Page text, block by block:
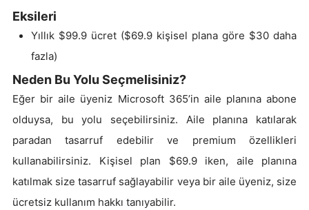
Eksileri
Yıllık $99.9 ücret ($69.9 kişisel plana göre $30 daha
fazla)
Neden Bu Yolu Seçmelisiniz?
Eğer bir aile üyeniz Microsoft 365’in aile planına abone
olduysa, bu yolu seçebilirsiniz. Aile planına katılarak
paradan tasarruf edebilir ve premium özellikleri
kullanabilirsiniz. Kişisel plan $69.9 iken, aile planına
katılmak size tasarruf sağlayabilir veya bir aile üyeniz, size
ücretsiz kullanım hakkı tanıyabilir.